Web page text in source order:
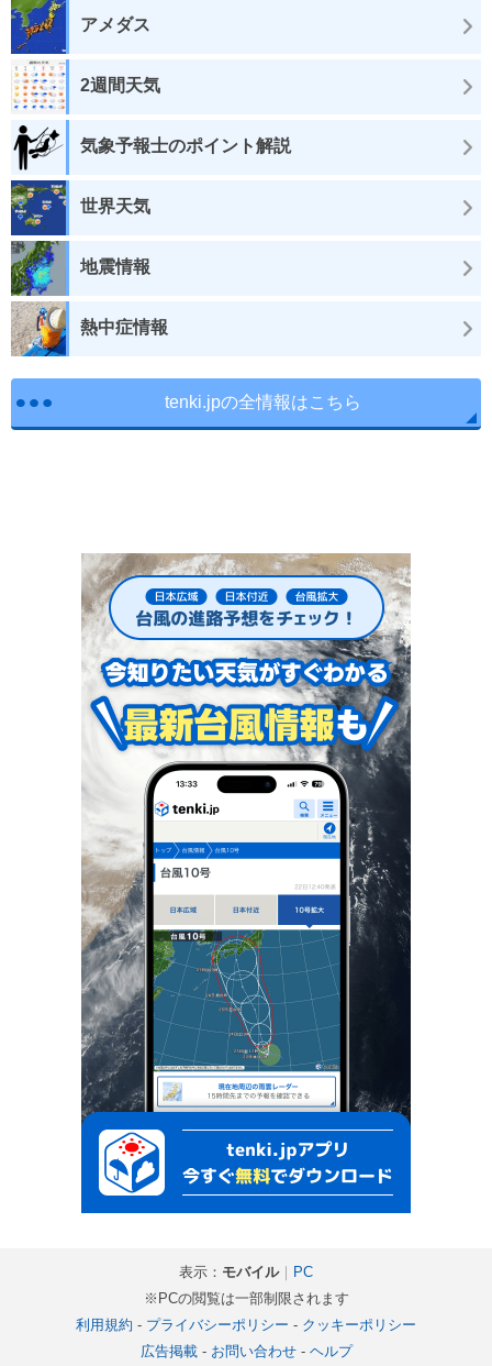
アメダス
2週間天気
気象予報士のポイント解説
世界天気
地震情報
熱中症情報
tenki.jpの全情報はこちら
表示： モバイル｜ PC
※PCの閲覧は一部制限されます
利用規約 - プライバシーポリシー - クッキーポリシー
広告掲載- お問い合わせ- ヘルプ